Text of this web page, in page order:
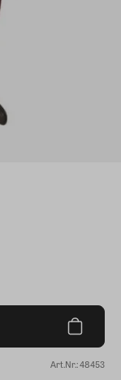
Art.Nr.: 48453